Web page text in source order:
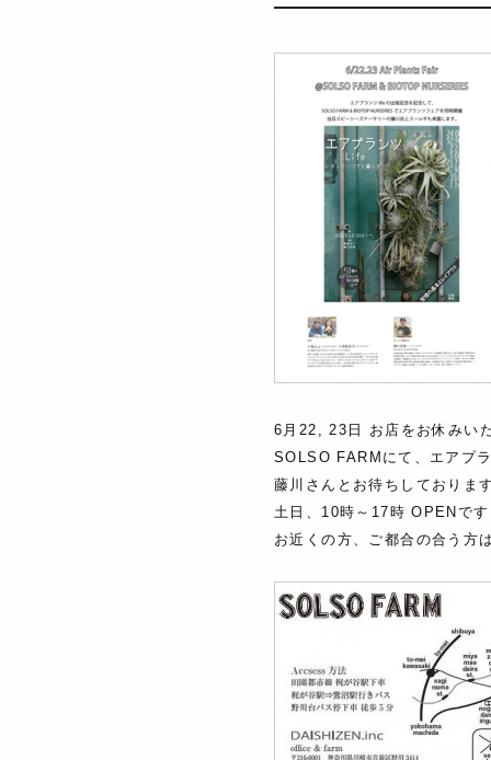
6月22, 23日 お店をお休みい
SOLSO FARMにて、エアプ
藤川さんとお待ちしておりま
土日、10時～17時 OPENで
お近くの方、ご都合の合う方